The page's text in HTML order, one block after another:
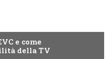
e come
della TV